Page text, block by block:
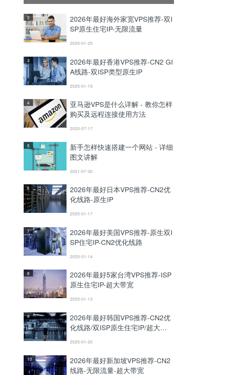
2
2026年最好海外家宽VPS推荐-双I
SP原生住宅IP-无限流量
2025-01-25
3
2026年最好香港VPS推荐-CN2 GI
A线路-双ISP类型原生IP
2025-01-15
4
亚马逊VPS是什么详解 - 教你怎样
购买及远程连接使用方法
2020-07-17
5
新手怎样快速搭建一个网站 - 详细
图文讲解
2021-07-30
6
2026年最好日本VPS推荐-CN2优
化线路-原生IP
2025-01-17
7
2026年最好美国VPS推荐-原生双I
SP住宅IP-CN2优化线路
2025-01-14
8
2026年最好5家台湾VPS推荐-ISP
原生住宅IP-超大带宽
2025-01-13
9
2026年最好韩国VPS推荐-CN2优
化线路/双ISP原生住宅IP/超大带
2025-01-20
10
2026年最好新加坡VPS推荐-CN2
线路-无限流量-超大带宽